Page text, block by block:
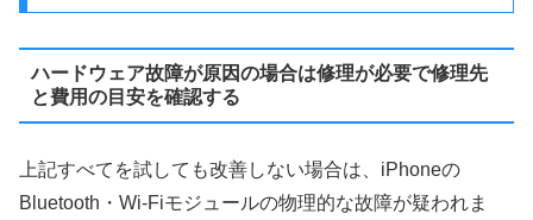
ハードウェア故障が原因の場合は修理が必要で修理先
と費用の目安を確認する
上記すべてを試しても改善しない場合は、iPhoneの
Bluetooth・Wi-Fiモジュールの物理的な故障が疑われま